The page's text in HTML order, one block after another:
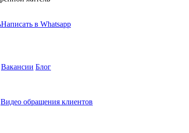
Написать в Whatsapp
Вакансии Блог
Видео обращения клиентов